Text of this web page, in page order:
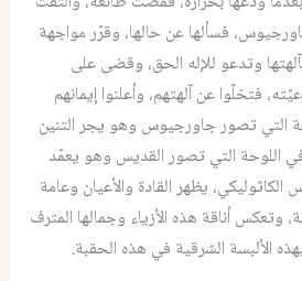
فسألها عن حالها، وقرّر مواجهة
وتدعو للإله الحق، وقضى على
فتخلّوا عن آلهتهم، وأعلنوا إيمانهم
التي تصور جاورجيوس وهو يجر التنين
في اللوحة التي تصور القديس وهو يعمّد
يظهر القادة والأعيان وعامة
وتعكس أناقة هذه الأزياء وجمالها المترف
الألبسة الشرقية في هذه الحقبة.